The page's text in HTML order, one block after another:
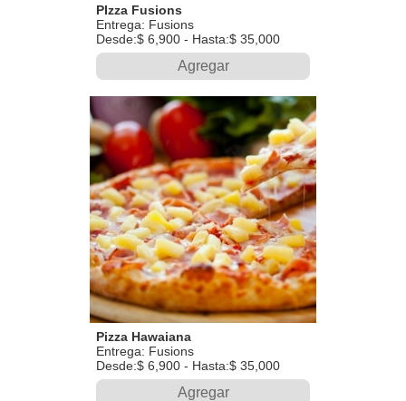
PIzza Fusions
Entrega: Fusions
Desde:$ 6,900 - Hasta:$ 35,000
Agregar
Pizza Hawaiana
Entrega: Fusions
Desde:$ 6,900 - Hasta:$ 35,000
Agregar